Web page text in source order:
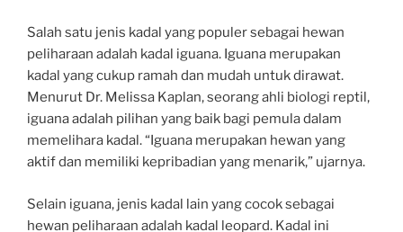
Salah satu jenis kadal yang populer sebagai hewan
peliharaan adalah kadal iguana. Iguana merupakan
kadal yang cukup ramah dan mudah untuk dirawat.
Menurut Dr. Melissa Kaplan, seorang ahli biologi reptil,
iguana adalah pilihan yang baik bagi pemula dalam
memelihara kadal. “Iguana merupakan hewan yang
aktif dan memiliki kepribadian yang menarik,” ujarnya.
Selain iguana, jenis kadal lain yang cocok sebagai
hewan peliharaan adalah kadal leopard. Kadal ini